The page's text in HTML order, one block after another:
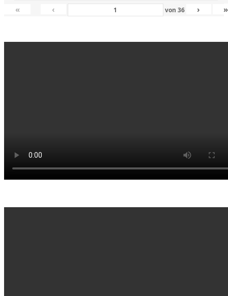
« ‹ von 36 › »